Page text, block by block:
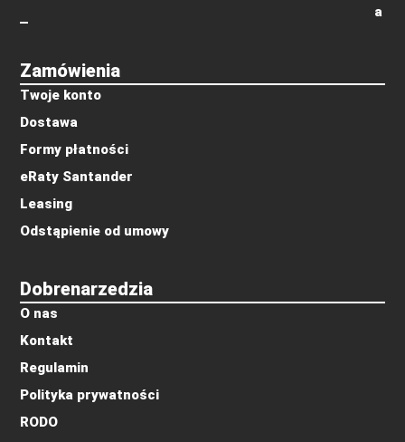
Dobrenarzedzia
O nas
Kontakt
Regulamin
Polityka prywatności
RODO
Zamówienia
Twoje konto
Dostawa
Formy płatności
eRaty Santander
Leasing
Odstąpienie od umowy
a